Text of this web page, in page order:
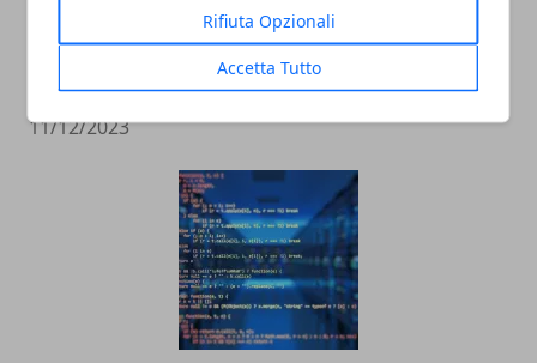
Rifiuta Opzionali
Accetta Tutto
Scenografie di successo: guida
completa per allestire eventi di
successo
11/12/2023